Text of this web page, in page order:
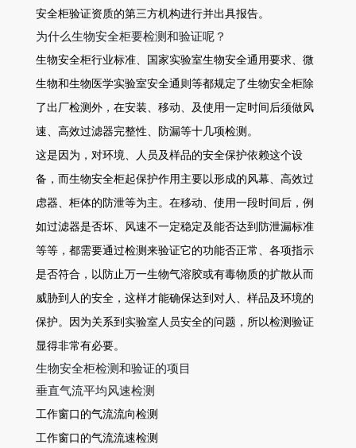
安全柜验证资质的第三方机构进行并出具报告。
为什么生物安全柜要检测和验证呢？
生物安全柜行业标准、国家实验室生物安全通用要求、微
生物和生物医学实验室安全通则等都规定了生物安全柜除
了出厂检测外，在安装、移动、及使用一定时间后须做风
速、高效过滤器完整性、防漏等十几项检测。
这是因为，对环境、人员及样品的安全保护依赖这个设
备，而生物安全柜起保护作用主要以形成的风幕、高效过
虑器、柜体的防泄等为主。在移动、使用一段时间后，例
如过滤器是否坏、风速不一定稳定及能否达到防泄漏标准
等等，都需要通过检测来验证它的功能否正常、各项指示
是否符合，以防止万一生物气溶胶或有毒物质的扩散从而
威胁到人的安全，这样才能确保达到对人、样品及环境的
保护。因为关系到实验室人员安全的问题，所以检测验证
显得非常有必要。
生物安全柜检测和验证的项目
垂直气流平均风速检测
工作窗口的气流流向检测
工作窗口的气流流速检测